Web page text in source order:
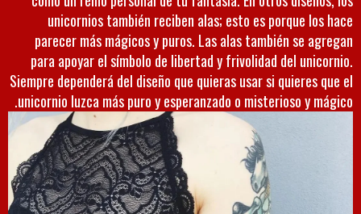
unicornios también reciben alas; esto es porque los hace
parecer más mágicos y puros. Las alas también se agregan
para apoyar el símbolo de libertad y frivolidad del unicornio.
Siempre dependerá del diseño que quieras usar si quieres que el
unicornio luzca más puro y esperanzado o misterioso y mágico.